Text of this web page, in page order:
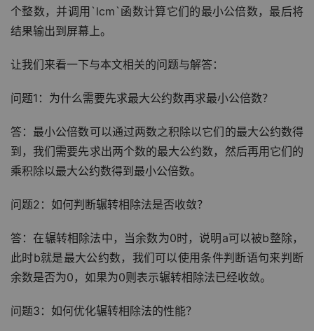
个整数，并调用`lcm`函数计算它们的最小公倍数，最后将
结果输出到屏幕上。
让我们来看一下与本文相关的问题与解答：
问题1：为什么需要先求最大公约数再求最小公倍数？
答：最小公倍数可以通过两数之积除以它们的最大公约数得
到，我们需要先求出两个数的最大公约数，然后再用它们的
乘积除以最大公约数得到最小公倍数。
问题2：如何判断辗转相除法是否收敛？
答：在辗转相除法中，当余数为0时，说明a可以被b整除，
此时b就是最大公约数，我们可以使用条件判断语句来判断
余数是否为0，如果为0则表示辗转相除法已经收敛。
问题3：如何优化辗转相除法的性能？